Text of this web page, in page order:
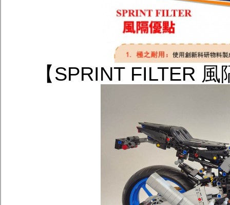
【SPRINT FILTER